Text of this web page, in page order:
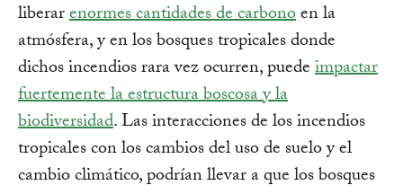
liberarenormes cantidades de carbonoen la
atmósfera, y en los bosques tropicales donde
dichos incendios rara vez ocurren, puedeimpactar
fuertemente la estructura boscosa y la
biodiversidad. Las interacciones de los incendios
tropicales con los cambios del uso de suelo y el
cambio climático, podrían llevar a que los bosques